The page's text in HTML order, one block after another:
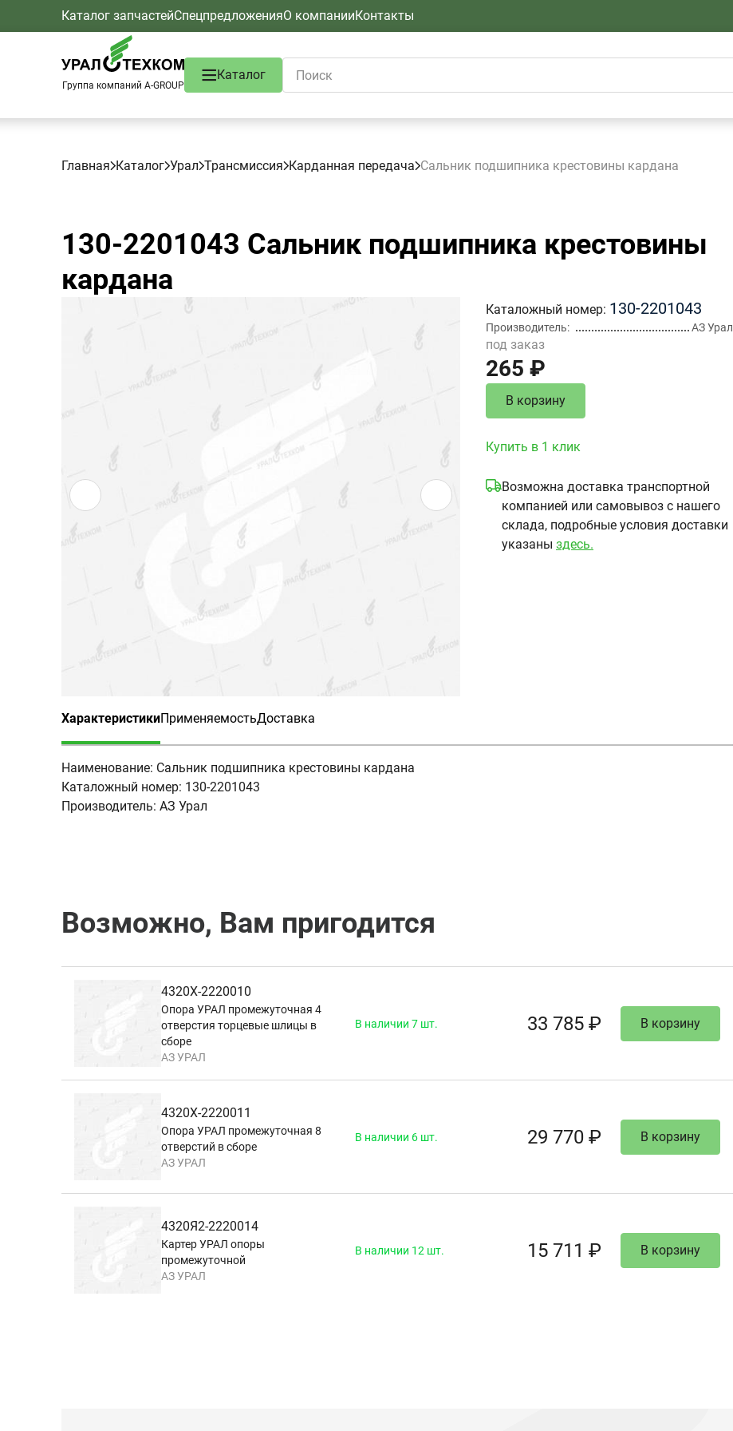
Каталог запчастейСпецпредложенияО компанииКонтакты
Группа компаний A-GROUP
Каталог
Главная Каталог Урал Трансмиссия Карданная передача Сальник подшипника крестовины кардана
130-2201043 Сальник подшипника крестовины
кардана
Каталожный номер 130-2201043
Производитель АЗ Урал
под заказ
265 ₽
В корзину
Купить в 1 клик
Возможна доставка транспортной
компанией или самовывоз с нашего
склада, подробные условия доставки
указаны здесь.
Характеристики
(активная вкладка)
ПрименяемостьДоставка
Наименование: Сальник подшипника крестовины кардана
Каталожный номер: 130-2201043
Производитель: АЗ Урал
Возможно, Вам пригодится
4320Х-2220010
Опора УРАЛ промежуточная 4
отверстия торцевые шлицы в
сборе
АЗ УРАЛ
В наличии 7 шт. 33 785 ₽ В корзину
4320Х-2220011
Опора УРАЛ промежуточная 8
отверстий в сборе
АЗ УРАЛ
В наличии 6 шт. 29 770 ₽ В корзину
4320Я2-2220014
Картер УРАЛ опоры
промежуточной
АЗ УРАЛ
В наличии 12 шт. 15 711 ₽ В корзину